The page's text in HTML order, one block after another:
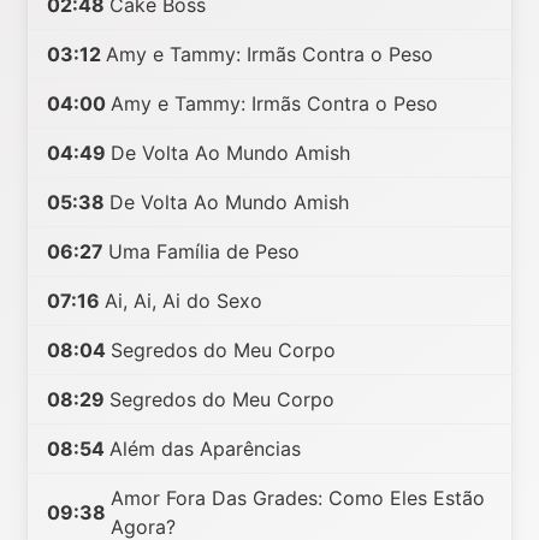
02:48 Cake Boss
03:12 Amy e Tammy: Irmãs Contra o Peso
04:00 Amy e Tammy: Irmãs Contra o Peso
04:49 De Volta Ao Mundo Amish
05:38 De Volta Ao Mundo Amish
06:27 Uma Família de Peso
07:16 Ai, Ai, Ai do Sexo
08:04 Segredos do Meu Corpo
08:29 Segredos do Meu Corpo
08:54 Além das Aparências
09:38
Amor Fora Das Grades: Como Eles Estão
Agora?